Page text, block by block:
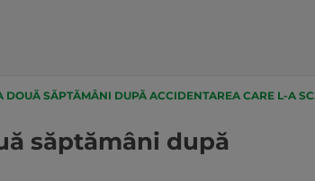
SĂPTĂMÂNI DUPĂ ACCIDENTAREA CARE L-A SCOS DIN JOC
săptămâni după